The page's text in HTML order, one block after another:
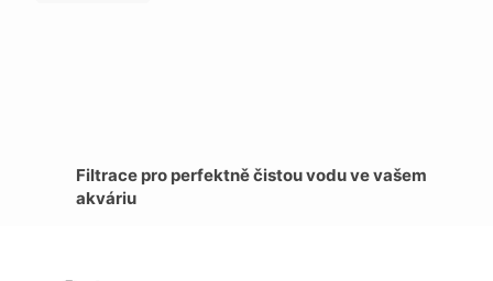
Filtrace pro perfektně čistou vodu ve vašem
akváriu